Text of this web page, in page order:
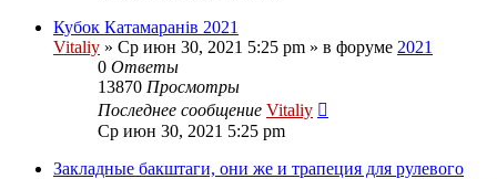
Кубок Катамаранів 2021
Vitaliy » Ср июн 30, 2021 5:25 pm » в форуме 2021
0 Ответы
13870 Просмотры
Последнее сообщение Vitaliy
Ср июн 30, 2021 5:25 pm
Закладные бакштаги, они же и трапеция для рулевого